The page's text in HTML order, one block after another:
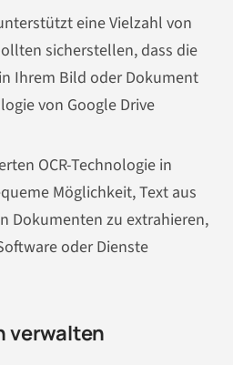
eine Vielzahl von
sicherstellen, dass die
Ihrem Bild oder Dokument
von Google Drive
OCR-Technologie in
Möglichkeit, Text aus
Dokumenten zu extrahieren,
oder Dienste
verwalten